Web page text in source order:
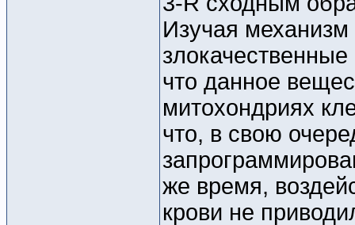
Изучая механизм
что данное
митохондриях
что, в свою
же время,
крови не